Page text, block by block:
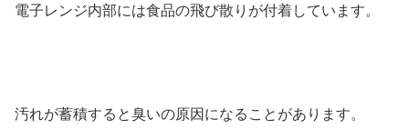
電子レンジ内部には食品の飛び散りが付着しています。
汚れが蓄積すると臭いの原因になることがあります。